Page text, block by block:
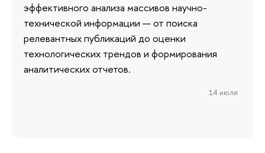
эффективного анализа массивов научно-
технической информации — от поиска
релевантных публикаций до оценки
технологических трендов и формирования
аналитических отчетов.
14 июля